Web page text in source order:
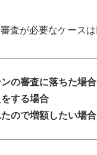
査が必要なケース
の審査に落ちた場合
する場合
ので増額したい場合